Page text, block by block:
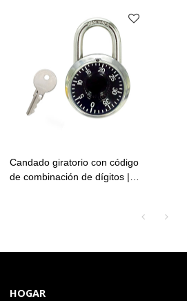
Candado giratorio con código
de combinación de dígitos |
HOGAR